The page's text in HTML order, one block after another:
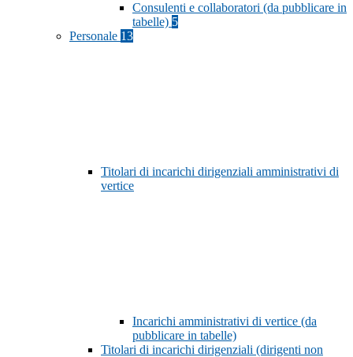
Consulenti e collaboratori (da pubblicare in
tabelle) 5
Personale 13
Titolari di incarichi dirigenziali amministrativi di
vertice
Incarichi amministrativi di vertice (da
pubblicare in tabelle)
Titolari di incarichi dirigenziali (dirigenti non